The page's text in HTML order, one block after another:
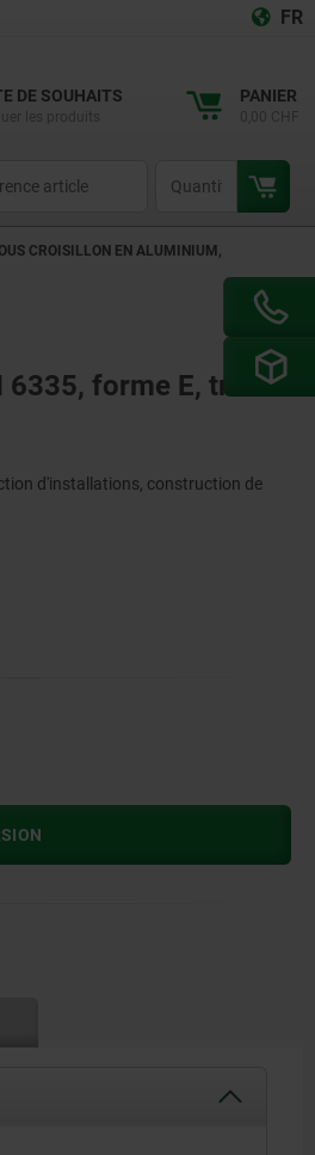
FR
DE SOUHAITS PANIER
CROISILLON EN ALUMINIUM,
6335, forme E, trou
d'installations, construction de